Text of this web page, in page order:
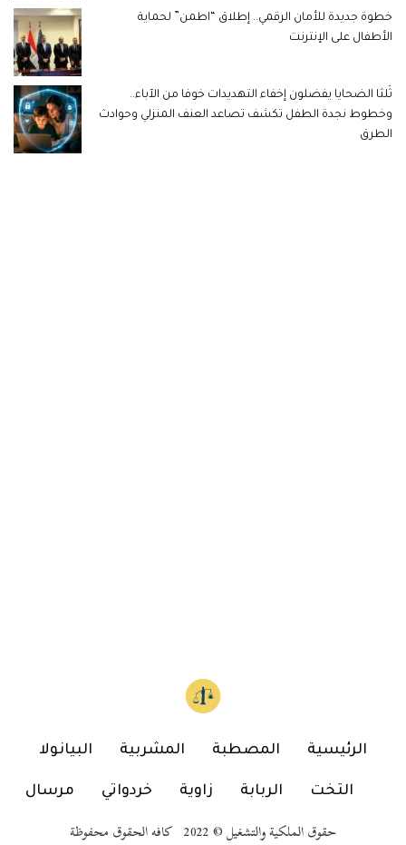
خطوة جديدة للأمان الرقمي.. إطلاق “اطمن” لحماية
الأطفال على الإنترنت
ثُلثا الضحايا يفضلون إخفاء التهديدات خوفا من الآباء..
وخطوط نجدة الطفل تكشف تصاعد العنف المنزلي وحوادث
الطرق
الرئيسية المصطبة المشربية البيانولا
التخت الربابة زاوية خردواتي مرسال
حقوق الملكية والتشغيل © 2022 كافه الحقوق محفوظة